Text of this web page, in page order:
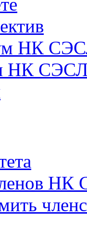
НК
НК